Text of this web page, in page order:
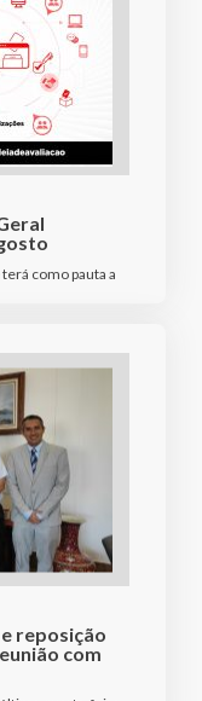
como pauta a
reposição
com